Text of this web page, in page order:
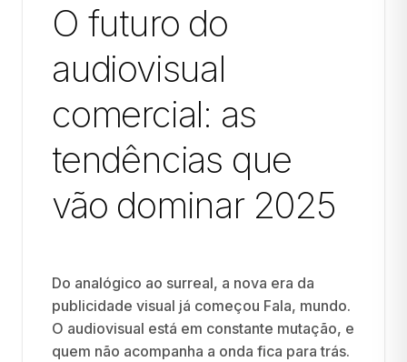
O futuro do
audiovisual
comercial: as
tendências que
vão dominar 2025
Do analógico ao surreal, a nova era da
publicidade visual já começou Fala, mundo.
O audiovisual está em constante mutação, e
quem não acompanha a onda fica para trás.